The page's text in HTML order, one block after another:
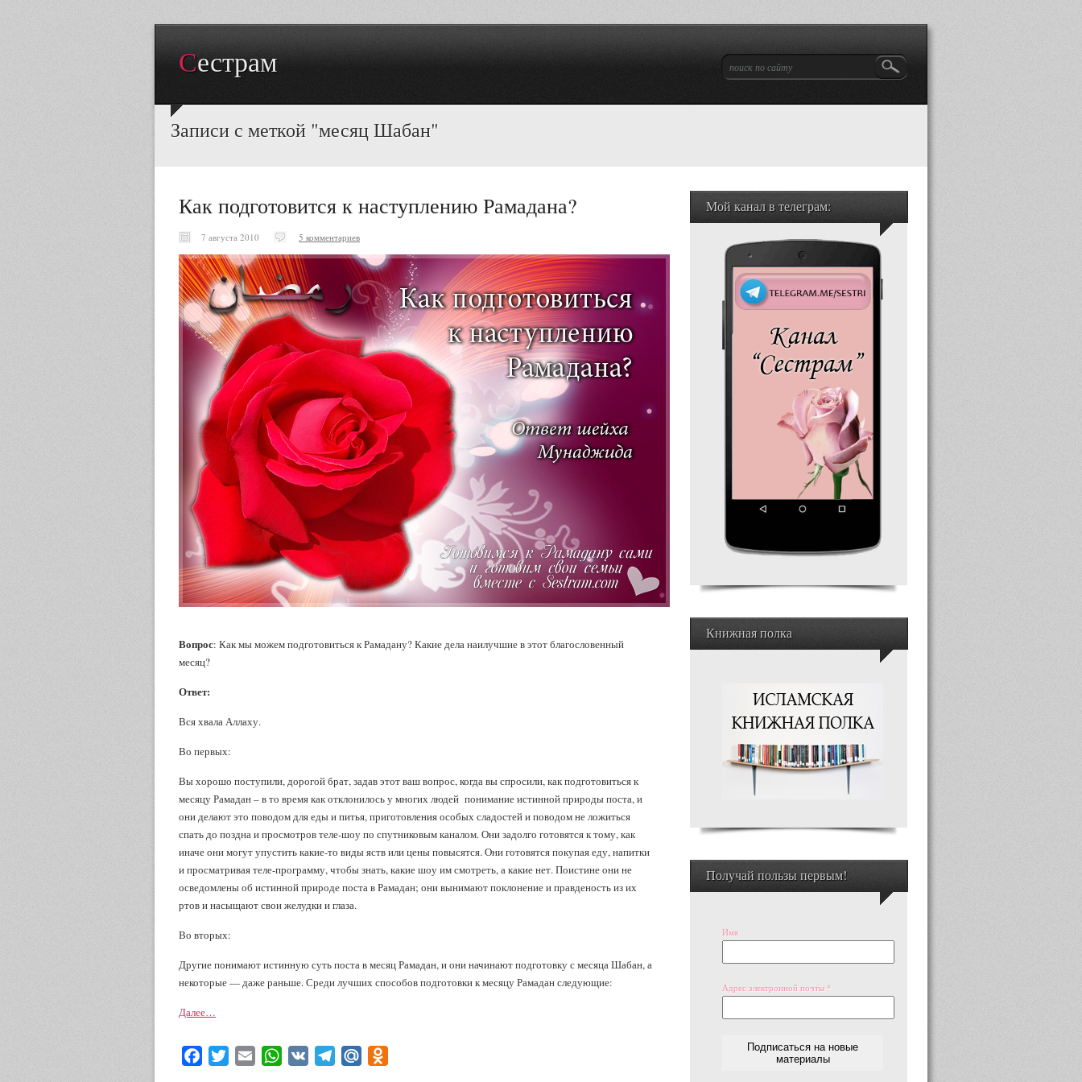
Сестрам
Записи с меткой "месяц Шабан"
Как подготовится к наступлению Рамадана?
7 августа 2010 5 комментариев
Вопрос: Как мы можем подготовиться к Рамадану? Какие дела наилучшие в этот благословенный
месяц?
Ответ:
Вся хвала Аллаху.
Во первых:
Вы хорошо поступили, дорогой брат, задав этот ваш вопрос, когда вы спросили, как подготовиться к
месяцу Рамадан – в то время как отклонилось у многих людей понимание истинной природы поста, и
они делают это поводом для еды и питья, приготовления особых сладостей и поводом не ложиться
спать до поздна и просмотров теле-шоу по спутниковым каналом. Они задолго готовятся к тому, как
иначе они могут упустить какие-то виды яств или цены повысятся. Они готовятся покупая еду, напитки
и просматривая теле-программу, чтобы знать, какие шоу им смотреть, а какие нет. Поистине они не
осведомлены об истинной природе поста в Рамадан; они вынимают поклонение и правденость из их
ртов и насыщают свои желудки и глаза.
Во вторых:
Другие понимают истинную суть поста в месяц Рамадан, и они начинают подготовку с месяца Шабан, а
некоторые — даже раньше. Среди лучших способов подготовки к месяцу Рамадан следующие:
Далее…
Facebook
Twitter Email WhatsApp
VK TelegramMail.Ru
Мой канал в телеграм:
Книжная полка
Получай пользы первым!
Имя
Адрес электронной почты *